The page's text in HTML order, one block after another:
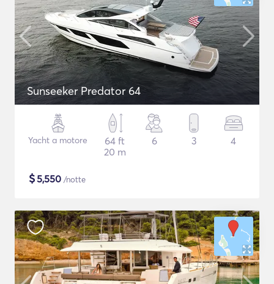
Sunseeker Predator 64
Yacht a motore
64 ft
20 m
6 3 4
$5,550 /notte